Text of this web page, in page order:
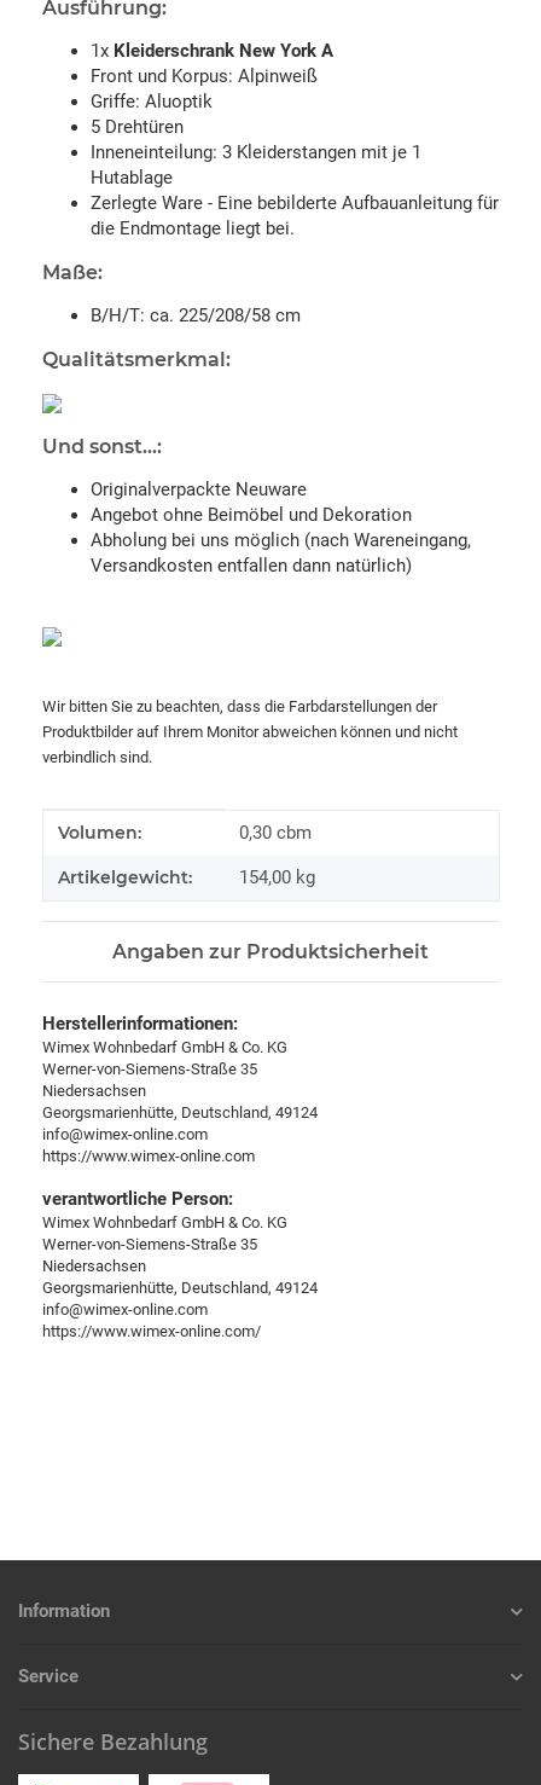
Ausführung:
1x Kleiderschrank New York A
Front und Korpus: Alpinweiß
Griffe: Aluoptik
5 Drehtüren
Inneneinteilung: 3 Kleiderstangen mit je 1
Hutablage
Zerlegte Ware - Eine bebilderte Aufbauanleitung für
die Endmontage liegt bei.
Maße:
B/H/T: ca. 225/208/58 cm
Qualitätsmerkmal:
Und sonst...:
Originalverpackte Neuware
Angebot ohne Beimöbel und Dekoration
Abholung bei uns möglich (nach Wareneingang,
Versandkosten entfallen dann natürlich)
Wir bitten Sie zu beachten, dass die Farbdarstellungen der
Produktbilder auf Ihrem Monitor abweichen können und nicht
verbindlich sind.
Produkteigenschaft
Wert
Volumen: 0,30 cbm
Artikelgewicht: 154,00 kg
Angaben zur Produktsicherheit
Herstellerinformationen:
Wimex Wohnbedarf GmbH & Co. KG
Werner-von-Siemens-Straße 35
Niedersachsen
Georgsmarienhütte, Deutschland, 49124
info@wimex-online.com
https://www.wimex-online.com
verantwortliche Person:
Wimex Wohnbedarf GmbH & Co. KG
Werner-von-Siemens-Straße 35
Niedersachsen
Georgsmarienhütte, Deutschland, 49124
info@wimex-online.com
https://www.wimex-online.com/
Information
Service
Sichere Bezahlung